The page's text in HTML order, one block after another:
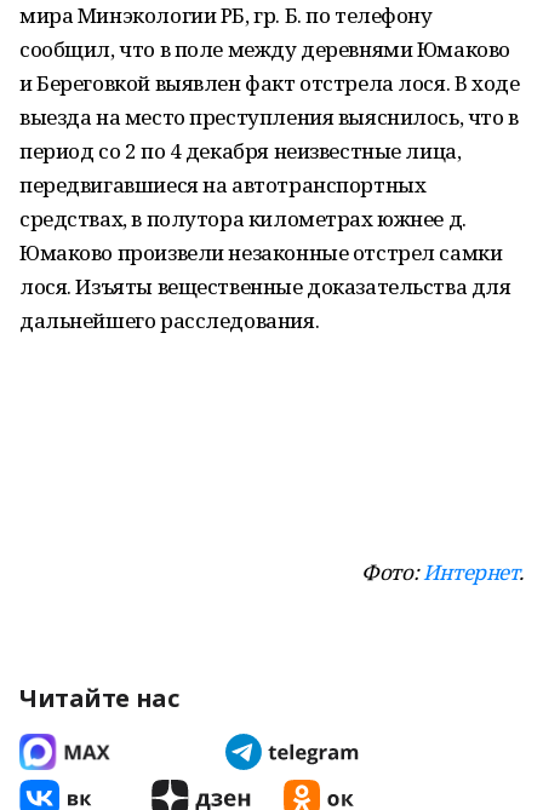
мира Минэкологии РБ, гр. Б. по телефону
сообщил, что в поле между деревнями Юмаково
и Береговкой выявлен факт отстрела лося. В ходе
выезда на место преступления выяснилось, что в
период со 2 по 4 декабря неизвестные лица,
передвигавшиеся на автотранспортных
средствах, в полутора километрах южнее д.
Юмаково произвели незаконные отстрел самки
лося. Изъяты вещественные доказательства для
дальнейшего расследования.
Фото:Интернет.
Читайте нас